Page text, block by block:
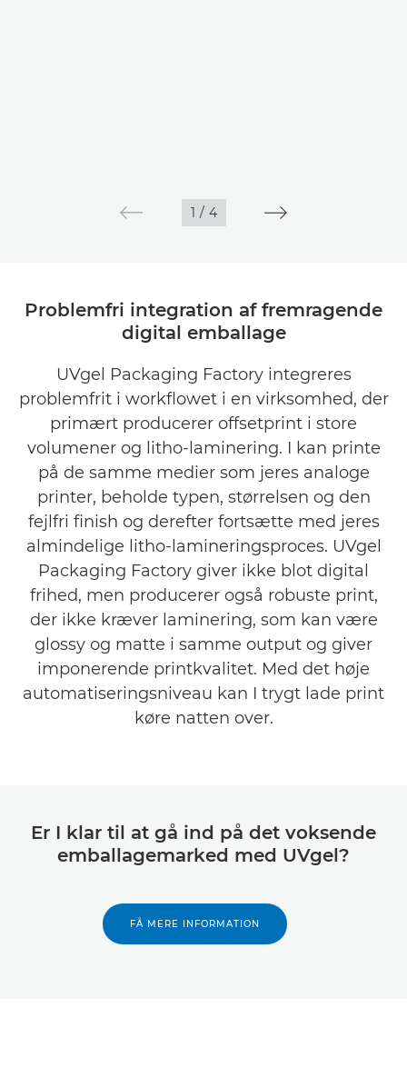
1 / 4
Problemfri integration af fremragende
digital emballage
UVgel Packaging Factory integreres
problemfrit i workflowet i en virksomhed, der
primært producerer offsetprint i store
volumener og litho-laminering. I kan printe
på de samme medier som jeres analoge
printer, beholde typen, størrelsen og den
fejlfri finish og derefter fortsætte med jeres
almindelige litho-lamineringsproces. UVgel
Packaging Factory giver ikke blot digital
frihed, men producerer også robuste print,
der ikke kræver laminering, som kan være
glossy og matte i samme output og giver
imponerende printkvalitet. Med det høje
automatiseringsniveau kan I trygt lade print
køre natten over.
Er I klar til at gå ind på det voksende
emballagemarked med UVgel?
FÅ MERE INFORMATION